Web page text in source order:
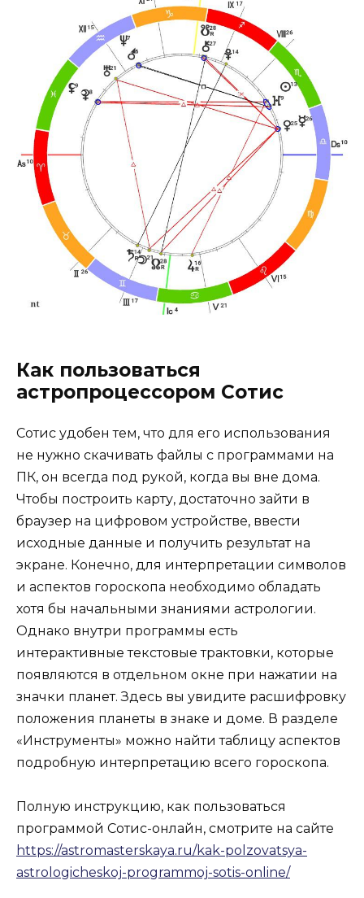
Как пользоваться
астропроцессором Сотис
Сотис удобен тем, что для его использования
не нужно скачивать файлы с программами на
ПК, он всегда под рукой, когда вы вне дома.
Чтобы построить карту, достаточно зайти в
браузер на цифровом устройстве, ввести
исходные данные и получить результат на
экране. Конечно, для интерпретации символов
и аспектов гороскопа необходимо обладать
хотя бы начальными знаниями астрологии.
Однако внутри программы есть
интерактивные текстовые трактовки, которые
появляются в отдельном окне при нажатии на
значки планет. Здесь вы увидите расшифровку
положения планеты в знаке и доме. В разделе
«Инструменты» можно найти таблицу аспектов
подробную интерпретацию всего гороскопа.
Полную инструкцию, как пользоваться
программой Сотис-онлайн, смотрите на сайте
https://astromasterskaya.ru/kak-polzovatsya-
astrologicheskoj-programmoj-sotis-online/